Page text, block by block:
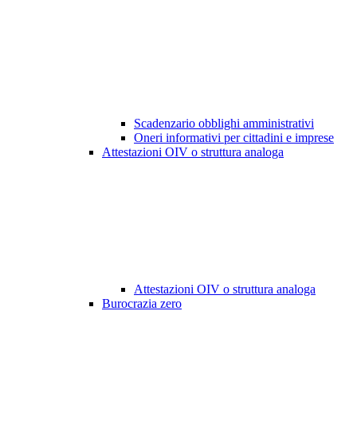
Scadenzario obblighi amministrativi
Oneri informativi per cittadini e imprese
Attestazioni OIV o struttura analoga
Attestazioni OIV o struttura analoga
Burocrazia zero